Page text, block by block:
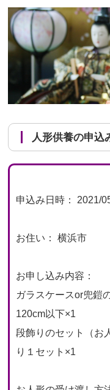
人形供養の申
申込み日時： 2021/
お住い： 横浜市
お申し込み内容：
ガラスケースor兜鎧
120cm以下×1
段飾りのセット（お
り１セット×1